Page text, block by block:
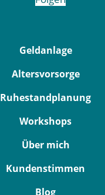
Geldanlage
Altersvorsorge
Ruhestandplanung
Workshops
Über mich
Kundenstimmen
Blog